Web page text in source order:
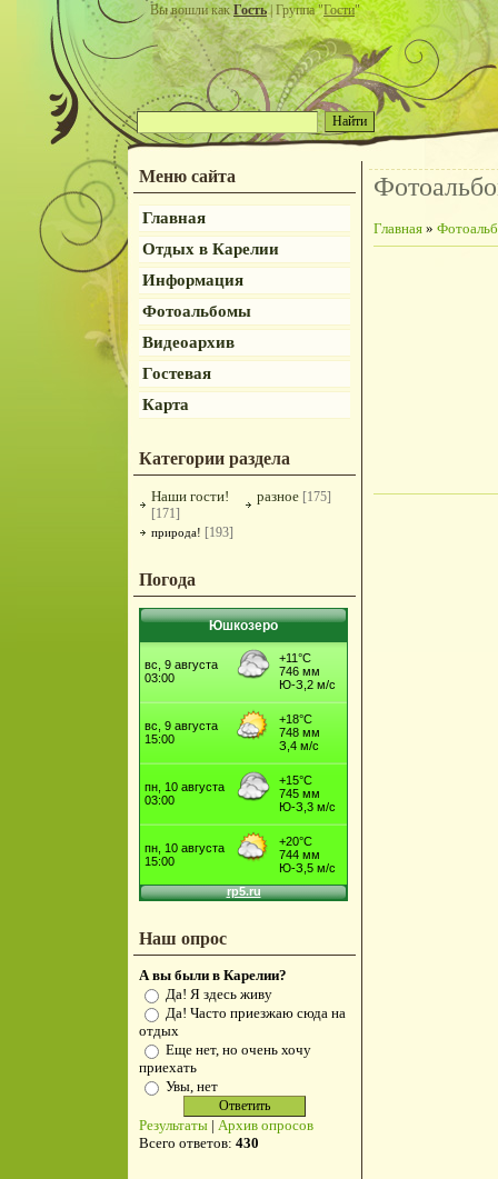
Вы вошли какГость| Группа "Гости"
Меню сайта
Главная
Отдых в Карелии
Информация
Фотоальбомы
Видеоархив
Гостевая
Карта
Категории раздела
Наши гости!
[171]
разное [175]
природа! [193]
Погода
Юшкозеро
Наш опрос
А вы были в Карелии?
Да! Я здесь живу
Да! Часто приезжаю сюда на
отдых
Еще нет, но очень хочу
приехать
Увы, нет
Результаты | Архив опросов
Всего ответов: 430
Главная »